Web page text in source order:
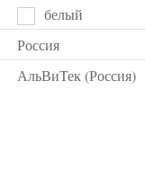
белый
Россия
АльВиТек (Россия)